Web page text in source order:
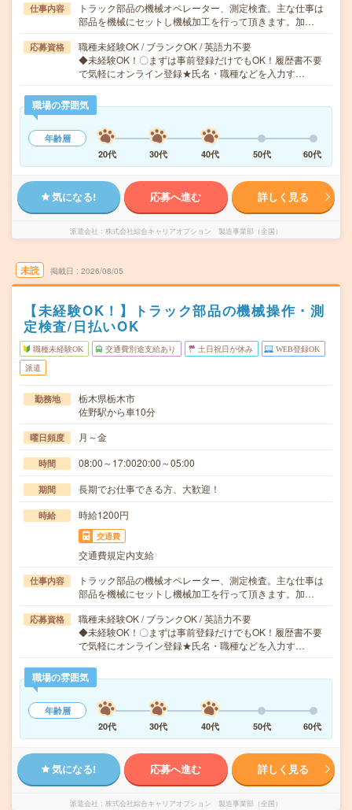
仕事内容
トラック部品の機械オペレーター、測定検査。主な仕事は
部品を機械にセットし機械加工を行って頂きます。加…
応募資格
職種未経験OK / ブランクOK / 英語力不要
◆未経験OK！〇まずは事前登録だけでもOK！履歴書不要
で気軽にオンライン登録★氏名・職種などを入力す…
職場の雰囲気
年齢層
20代
30代 40代 50代 60代
気になる! 応募へ進む 詳しく見る
派遣会社 株式会社綜合キャリアオプション 製造事業部（全国）
未読 掲載日 2026/08/05
【未経験OK！】トラック部品の機械操作・測
定検査/日払いOK
職種未経験OK 交通費別途支給あり 土日祝日が休み WEB登録OK
派遣
勤務地
栃木県栃木市
佐野駅から車10分
曜日頻度 月～金
時間 08:00～17:0020:00～05:00
期間 長期でお仕事できる方、大歓迎！
時給 時給1200円
交通費
交通費規定内支給
仕事内容
トラック部品の機械オペレーター、測定検査。主な仕事は
部品を機械にセットし機械加工を行って頂きます。加…
応募資格
職種未経験OK / ブランクOK / 英語力不要
◆未経験OK！〇まずは事前登録だけでもOK！履歴書不要
で気軽にオンライン登録★氏名・職種などを入力す…
職場の雰囲気
年齢層
20代
30代 40代 50代 60代
気になる! 応募へ進む 詳しく見る
派遣会社 株式会社綜合キャリアオプション 製造事業部（全国）